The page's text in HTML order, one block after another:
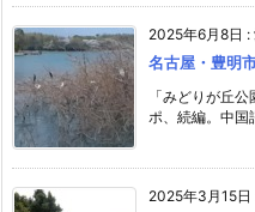
2025年6月8日 :
名古屋・豊明
「みどりが丘
ポ、続編。中国
2025年3月15日